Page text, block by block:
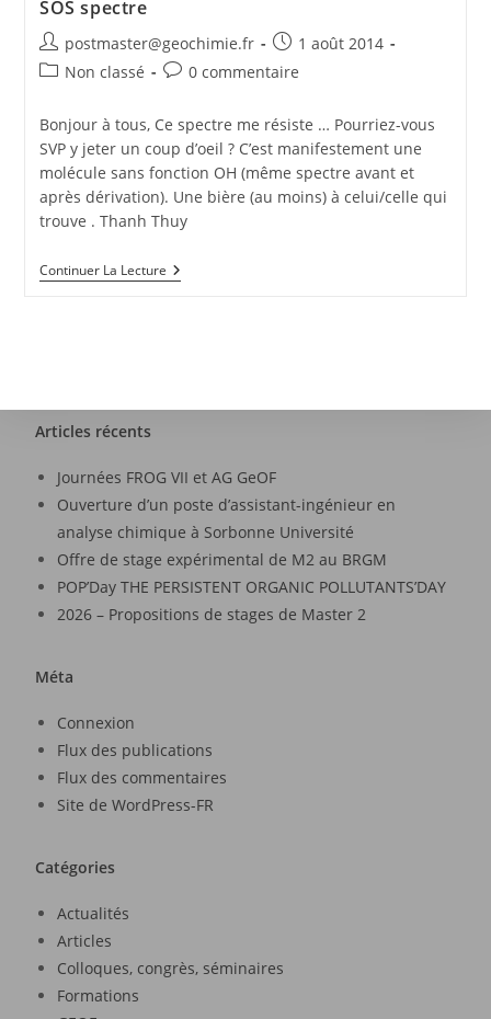
SOS spectre
postmaster@geochimie.fr
1 août 2014
Non classé
0 commentaire
Bonjour à tous, Ce spectre me résiste … Pourriez-vous
SVP y jeter un coup d’oeil ? C’est manifestement une
molécule sans fonction OH (même spectre avant et
après dérivation). Une bière (au moins) à celui/celle qui
trouve . Thanh Thuy
Continuer La Lecture
Articles récents
Journées FROG VII et AG GeOF
Ouverture d’un poste d’assistant-ingénieur en
analyse chimique à Sorbonne Université
Offre de stage expérimental de M2 au BRGM
POP’Day THE PERSISTENT ORGANIC POLLUTANTS’DAY
2026 – Propositions de stages de Master 2
Méta
Connexion
Flux des publications
Flux des commentaires
Site de WordPress-FR
Catégories
Actualités
Articles
Colloques, congrès, séminaires
Formations